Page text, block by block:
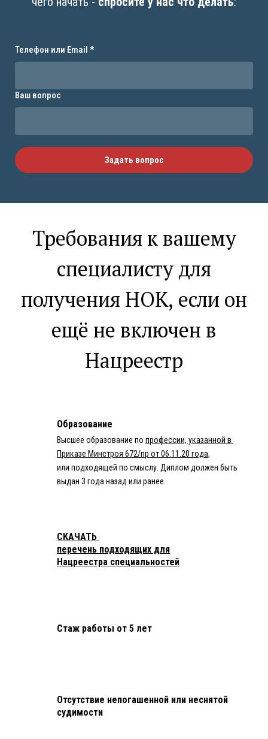
Телефон или Email *
Ваш вопрос
Задать вопрос
Требования к вашему
специалисту для
получения НОК, если он
ещё не включен в
Нацреестр
Образование
Высшее образование по профессии, указанной в
Приказе Минстроя 672/пр от 06.11.20 года,
или подходящей по смыслу. Диплом должен быть
выдан 3 года назад или ранее.
СКАЧАТЬ
перечень подходящих для
Нацреестра специальностей
Стаж работы от 5 лет
Отсутствие непогашенной или неснятой
судимости